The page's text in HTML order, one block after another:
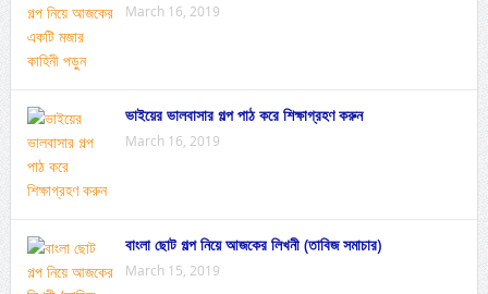
March 16, 2019
ভাইয়ের ভালবাসার গল্প পাঠ করে শিক্ষাগ্রহণ করুন
March 16, 2019
বাংলা ছোট গল্প নিয়ে আজকের লিখনী (তাবিজ সমাচার)
March 15, 2019